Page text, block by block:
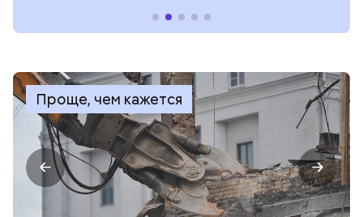
Проще, чем кажется